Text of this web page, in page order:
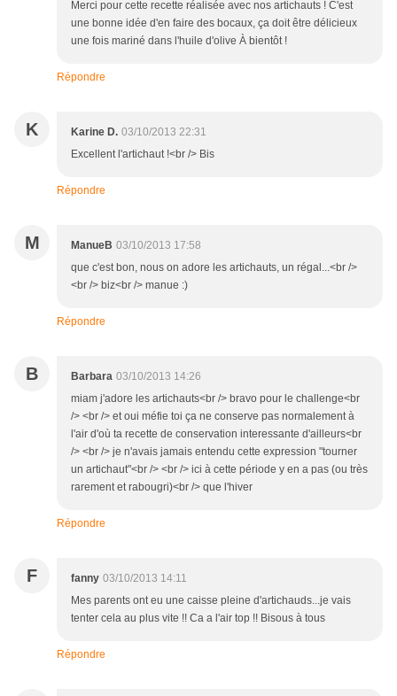
Merci pour cette recette réalisée avec nos artichauts ! C'est
une bonne idée d'en faire des bocaux, ça doit être délicieux
une fois mariné dans l'huile d'olive À bientôt !
Répondre
K Karine D. 03/10/2013 22:31
Excellent l'artichaut !<br /> Bis
Répondre
M ManueB 03/10/2013 17:58
que c'est bon, nous on adore les artichauts, un régal...<br />
<br /> biz<br /> manue :)
Répondre
B Barbara 03/10/2013 14:26
miam j'adore les artichauts<br /> bravo pour le challenge<br
/> <br /> et oui méfie toi ça ne conserve pas normalement à
l'air d'où ta recette de conservation interessante d'ailleurs<br
/> <br /> je n'avais jamais entendu cette expression "tourner
un artichaut"<br /> <br /> ici à cette période y en a pas (ou très
rarement et rabougri)<br /> que l'hiver
Répondre
F fanny 03/10/2013 14:11
Mes parents ont eu une caisse pleine d'artichauds...je vais
tenter cela au plus vite !! Ca a l'air top !! Bisous à tous
Répondre